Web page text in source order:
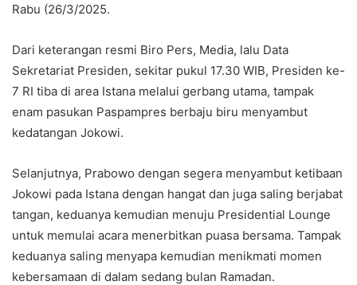
Rabu (26/3/2025.
Dari keterangan resmi Biro Pers, Media, lalu Data
Sekretariat Presiden, sekitar pukul 17.30 WIB, Presiden ke-
7 RI tiba di area Istana melalui gerbang utama, tampak
enam pasukan Paspampres berbaju biru menyambut
kedatangan Jokowi.
Selanjutnya, Prabowo dengan segera menyambut ketibaan
Jokowi pada Istana dengan hangat dan juga saling berjabat
tangan, keduanya kemudian menuju Presidential Lounge
untuk memulai acara menerbitkan puasa bersama. Tampak
keduanya saling menyapa kemudian menikmati momen
kebersamaan di dalam sedang bulan Ramadan.